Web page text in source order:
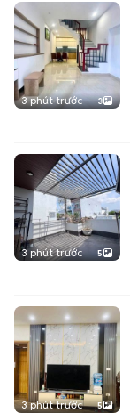
3 phút trước 3
3 phút trước 5
3 phút trước 5